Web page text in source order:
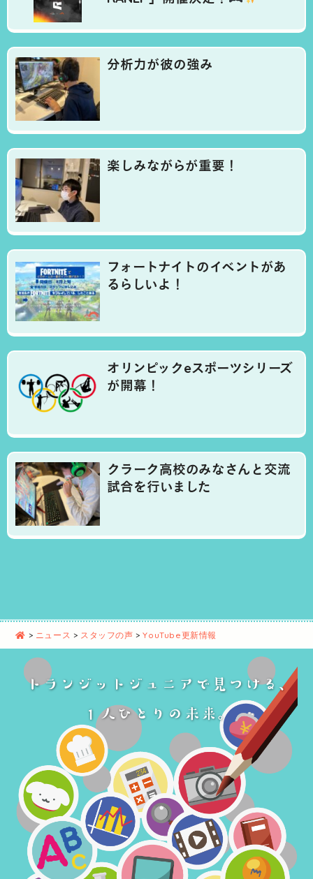
分析力が彼の強み
楽しみながらが重要！
フォートナイトのイベントがあ
るらしいよ！
オリンピックeスポーツシリーズ
が開幕！
クラーク高校のみなさんと交流
試合を行いました
> ニュース > スタッフの声 >YouTube更新情報